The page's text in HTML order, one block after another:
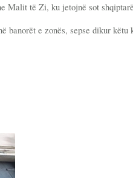
Malit të Zi, ku jetojnë sot
banorët e zonës, sepse dikur këtu